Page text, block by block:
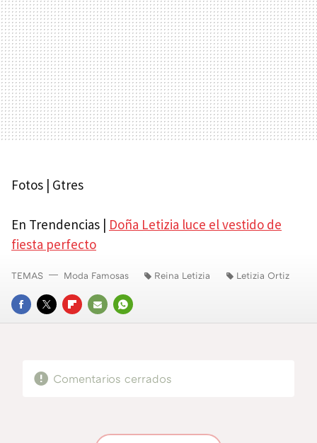
Fotos | Gtres
En Trendencias | Doña Letizia luce el vestido de
fiesta perfecto
FACEBOOK
TWITTERFLIPBOARD
E-
WHATSAPP
TEMAS Moda Famosas Reina Letizia Letizia Ortiz
Comentarios cerrados